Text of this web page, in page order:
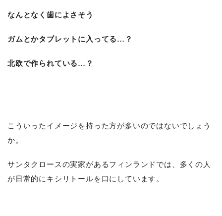
なんとなく歯によさそう
ガムとかタブレットに入ってる…？
北欧で作られている…？
こういったイメージを持った方が多いのではないでしょう
か。
サンタクロースの実家があるフィンランドでは、多くの人
が日常的にキシリトールを口にしています。